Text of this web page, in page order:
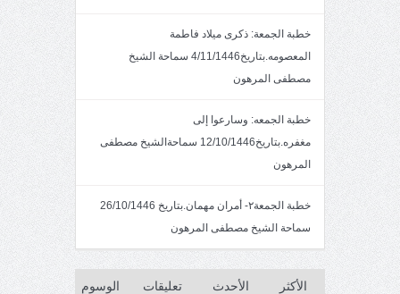
خطبة الجمعة: ذكرى ميلاد فاطمة
المعصومه.بتاريخ4/11/1446 سماحة الشيخ
مصطفى المرهون
خطبة الجمعه: وسارعوا إلى
مغفره.بتاريخ12/10/1446 سماحةالشيخ مصطفى
المرهون
خطبة الجمعة٢- أمران مهمان.بتاريخ 26/10/1446
سماحة الشيخ مصطفى المرهون
الأكثر الأحدث تعليقات الوسوم